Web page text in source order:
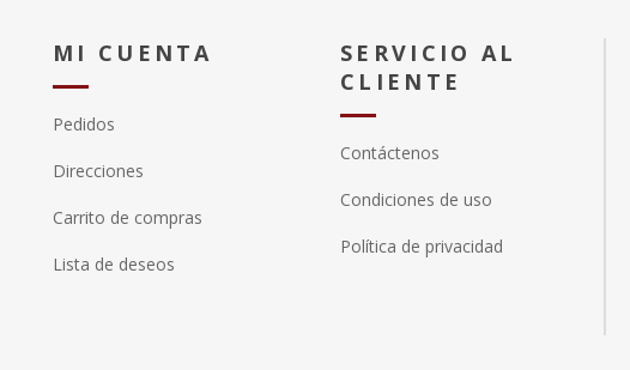
MI CUENTA
Pedidos
Direcciones
Carrito de compras
Lista de deseos
SERVICIO AL
CLIENTE
Contáctenos
Condiciones de uso
Política de privacidad